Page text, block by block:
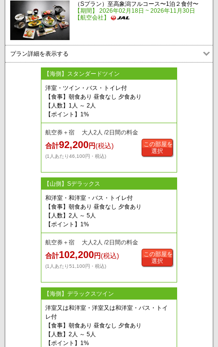
（Sプラン）至高象潟フルコース〜1泊２食付〜
【期間】 2026年02月18日 ~ 2026年11月30日
【航空会社】
プラン詳細を表示する
【海側】スタンダードツイン
洋室・ツイン・バス・トイレ付
【食事】朝食あり 昼食なし 夕食あり
【人数】1人 ～ 2人
【ポイント】1%
航空券＋宿 大人2人 /2日間の料金
合計92,200円(税込)
(1人あたり46,100円・税込)
この部屋を
選択
【山側】Sデラックス
和洋室・和洋室・バス・トイレ付
【食事】朝食あり 昼食なし 夕食あり
【人数】2人 ～ 5人
【ポイント】1%
航空券＋宿 大人2人 /2日間の料金
合計102,200円(税込)
(1人あたり51,100円・税込)
この部屋を
選択
【海側】デラックスツイン
洋室又は和洋室・洋室又は和洋室・バス・トイ
レ付
【食事】朝食あり 昼食なし 夕食あり
【人数】2人 ～ 5人
【ポイント】1%